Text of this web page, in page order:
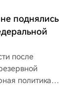
поднялись
после
политика